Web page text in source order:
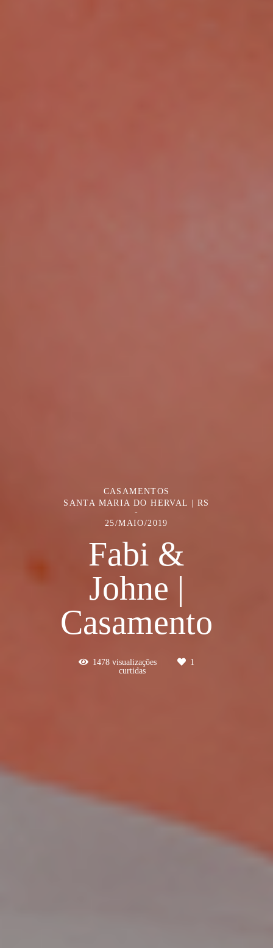
CASAMENTOS
SANTA MARIA DO HERVAL | RS
25/MAIO/2019
Fabi &
Johne |
Casamento
1478 visualizações
1
curtidas